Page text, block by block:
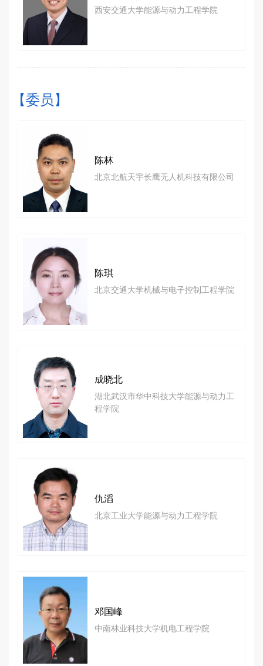
西安交通大学能源与动力工程学院
【委员】
陈林
北京北航天宇长鹰无人机科技有限公司
陈琪
北京交通大学机械与电子控制工程学院
成晓北
湖北武汉市华中科技大学能源与动力工
程学院
仇滔
北京工业大学能源与动力工程学院
邓国峰
中南林业科技大学机电工程学院